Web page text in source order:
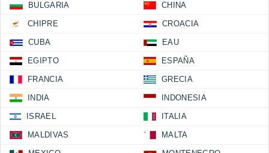
BULGARIA CHINA
CHIPRE CROACIA
CUBA EAU
EGIPTO ESPAÑA
FRANCIA GRECIA
INDIA INDONESIA
ISRAEL ITALIA
MALDIVAS MALTA